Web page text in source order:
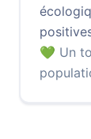
💚 Un